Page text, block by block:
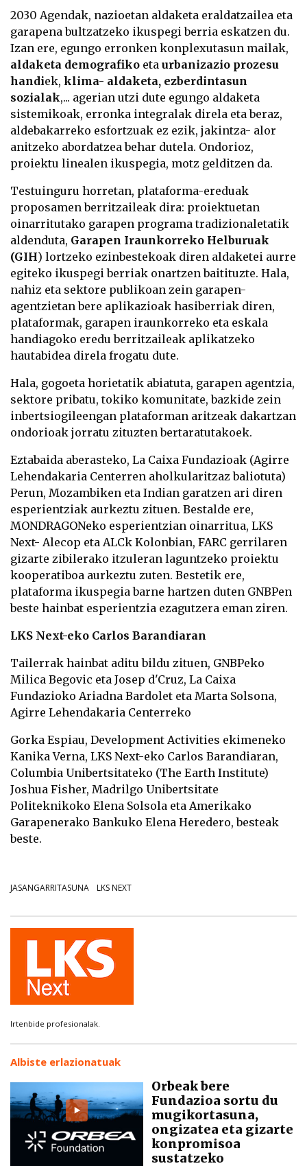
2030 Agendak, nazioetan aldaketa eraldatzailea eta
garapena bultzatzeko ikuspegi berria eskatzen du.
Izan ere, egungo erronken konplexutasun mailak,
aldaketa demografiko eta urbanizazio prozesu
handiek, klima- aldaketa, ezberdintasun
sozialak,... agerian utzi dute egungo aldaketa
sistemikoak, erronka integralak direla eta beraz,
aldebakarreko esfortzuak ez ezik, jakintza- alor
anitzeko abordatzea behar dutela. Ondorioz,
proiektu linealen ikuspegia, motz gelditzen da.
Testuinguru horretan, plataforma-ereduak
proposamen berritzaileak dira: proiektuetan
oinarritutako garapen programa tradizionaletatik
aldenduta, Garapen Iraunkorreko Helburuak
(GIH) lortzeko ezinbestekoak diren aldaketei aurre
egiteko ikuspegi berriak onartzen baitituzte. Hala,
nahiz eta sektore publikoan zein garapen-
agentzietan bere aplikazioak hasiberriak diren,
plataformak, garapen iraunkorreko eta eskala
handiagoko eredu berritzaileak aplikatzeko
hautabidea direla frogatu dute.
Hala, gogoeta horietatik abiatuta, garapen agentzia,
sektore pribatu, tokiko komunitate, bazkide zein
inbertsiogileengan plataforman aritzeak dakartzan
ondorioak jorratu zituzten bertaratutakoek.
Eztabaida aberasteko, La Caixa Fundazioak (Agirre
Lehendakaria Centerren aholkularitzaz baliotuta)
Perun, Mozambiken eta Indian garatzen ari diren
esperientziak aurkeztu zituen. Bestalde ere,
MONDRAGONeko esperientzian oinarritua, LKS
Next- Alecop eta ALCk Kolonbian, FARC gerrilaren
gizarte zibilerako itzuleran laguntzeko proiektu
kooperatiboa aurkeztu zuten. Bestetik ere,
plataforma ikuspegia barne hartzen duten GNBPen
beste hainbat esperientzia ezagutzera eman ziren.
LKS Next-eko Carlos Barandiaran
Tailerrak hainbat aditu bildu zituen, GNBPeko
Milica Begovic eta Josep d'Cruz, La Caixa
Fundazioko Ariadna Bardolet eta Marta Solsona,
Agirre Lehendakaria Centerreko
Gorka Espiau, Development Activities ekimeneko
Kanika Verna, LKS Next-eko Carlos Barandiaran,
Columbia Unibertsitateko (The Earth Institute)
Joshua Fisher, Madrilgo Unibertsitate
Politeknikoko Elena Solsola eta Amerikako
Garapenerako Bankuko Elena Heredero, besteak
beste.
JASANGARRITASUNA LKS NEXT
Irtenbide profesionalak.
Albiste erlazionatuak
Orbeak bere
Fundazioa sortu du
mugikortasuna,
ongizatea eta gizarte
konpromisoa
sustatzeko